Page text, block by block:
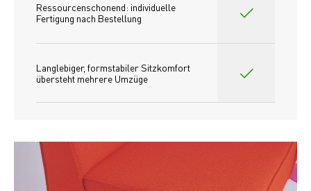
Ressourcenschonend: individuelle
Fertigung nach Bestellung
Langlebiger, formstabiler Sitzkomfort
übersteht mehrere Umzüge